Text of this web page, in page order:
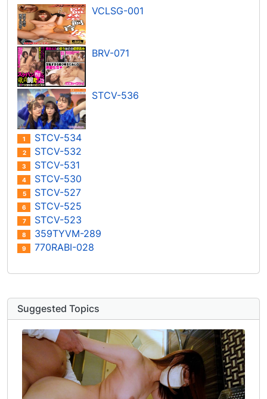
VCLSG-001
BRV-071
STCV-536
1 STCV-534
2 STCV-532
3 STCV-531
4 STCV-530
5 STCV-527
6 STCV-525
7 STCV-523
8 359TYVM-289
9 770RABI-028
Suggested Topics